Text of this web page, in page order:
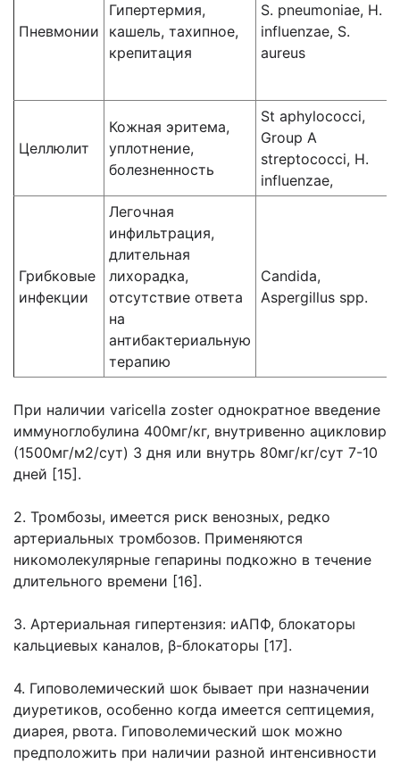
Пневмонии
Гипертермия,
кашель, тахипное,
крепитация
S. pneumoniae, H.
influenzae, S.
aureus
Целлюлит
Кожная эритема,
уплотнение,
болезненность
St aphylococci,
Group A
streptococci, H.
influenzae,
Грибковые
инфекции
Легочная
инфильтрация,
длительная
лихорадка,
отсутствие ответа
на
антибактериальную
терапию
Candida,
Aspergillus spp.
При наличии varicella zoster однократное введение
иммуноглобулина 400мг/кг, внутривенно ацикловир
(1500мг/м2/сут) 3 дня или внутрь 80мг/кг/сут 7-10
дней [15].
2. Тромбозы, имеется риск венозных, редко
артериальных тромбозов. Применяются
никомолекулярные гепарины подкожно в течение
длительного времени [16].
3. Артериальная гипертензия: иАПФ, блокаторы
кальциевых каналов, β-блокаторы [17].
4. Гиповолемический шок бывает при назначении
диуретиков, особенно когда имеется септицемия,
диарея, рвота. Гиповолемический шок можно
предположить при наличии разной интенсивности